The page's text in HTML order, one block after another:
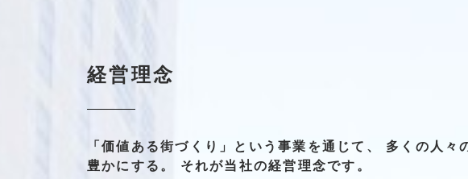
経営理念
「価値ある街づくり」 という事業を通じて、 多くの人々
豊かにする。
それが当社の経営理念です。